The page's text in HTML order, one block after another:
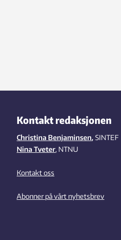
Kontakt redaksjonen
Christina Benjaminsen, SINTEF
Nina Tveter, NTNU
Kontakt oss
Abonner på vårt nyhetsbrev